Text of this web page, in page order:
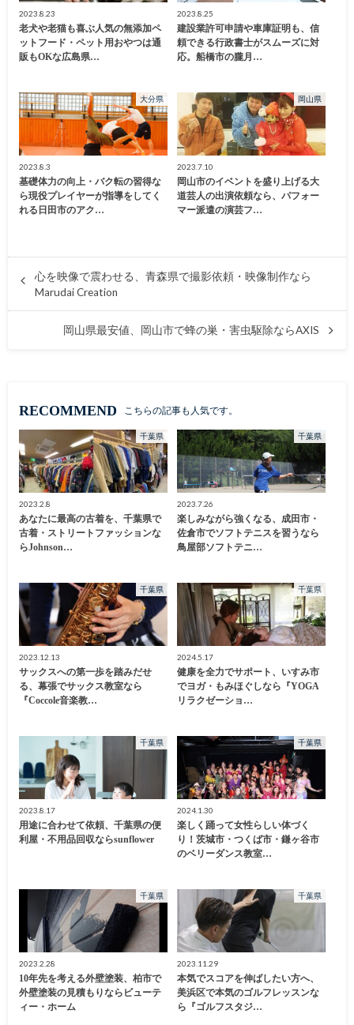
2023.8.23
老犬や老猫も喜ぶ人気の無添加ペ
ットフード・ペット用おやつは通
販もOKな広島県…
2023.8.25
建設業許可申請や車庫証明も、信
頼できる行政書士がスムーズに対
応。船橋市の朧月…
大分県
2023.8.3
基礎体力の向上・バク転の習得な
ら現役プレイヤーが指導をしてく
れる日田市のアク…
岡山県
2023.7.10
岡山市のイベントを盛り上げる大
道芸人の出演依頼なら、パフォー
マー派遣の演芸フ…
心を映像で震わせる、青森県で撮影依頼・映像制作なら
Marudai Creation
岡山県最安値、岡山市で蜂の巣・害虫駆除ならAXIS
RECOMMEND こちらの記事も人気です。
千葉県
2023.2.8
あなたに最高の古着を、千葉県で
古着・ストリートファッションな
らJohnson…
千葉県
2023.7.26
楽しみながら強くなる、成田市・
佐倉市でソフトテニスを習うなら
鳥屋部ソフトテニ…
千葉県
2023.12.13
サックスへの第一歩を踏みだせ
る、幕張でサックス教室なら
『Coccole音楽教…
千葉県
2024.5.17
健康を全力でサポート、いすみ市
でヨガ・もみほぐしなら『YOGA
リラクゼーショ…
千葉県
2023.8.17
用途に合わせて依頼、千葉県の便
利屋・不用品回収ならsunflower
千葉県
2024.1.30
楽しく踊って女性らしい体づく
り！茨城市・つくば市・鎌ヶ谷市
のベリーダンス教室…
千葉県
2023.2.28
10年先を考える外壁塗装、柏市で
外壁塗装の見積もりならビューテ
ィー・ホーム
千葉県
2023.11.29
本気でスコアを伸ばしたい方へ、
美浜区で本気のゴルフレッスンな
ら『ゴルフスタジ…